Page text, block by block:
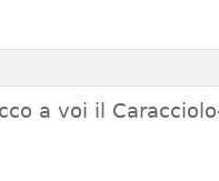
a voi il